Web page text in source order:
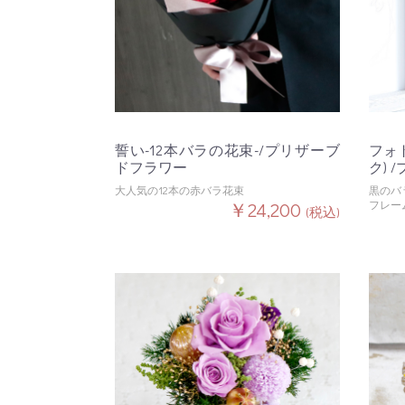
誓い-12本バラの花束-/プリザーブ
ドフラワー
大人気の12本の赤バラ花束
￥24,200 (税込)
フォ
ク) /
黒の
フレー